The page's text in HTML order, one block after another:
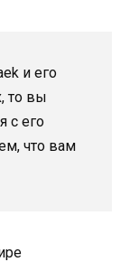
и его
то вы
с его
что вам